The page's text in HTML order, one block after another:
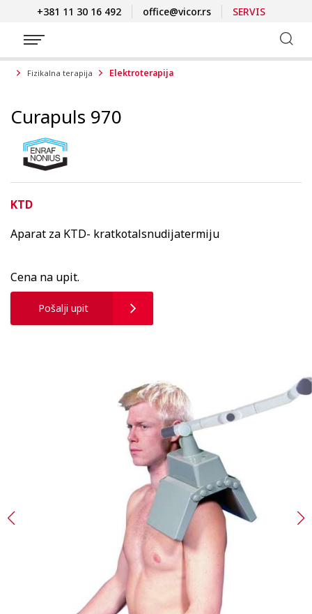
+381 11 30 16 492 office@vicor.rs SERVIS
Fizikalna terapija Elektroterapija
Curapuls 970
KTD
Aparat za KTD- kratkotalsnudijatermiju
Cena na upit.
Pošalji upit